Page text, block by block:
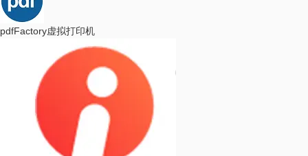
pdfFactory虚拟打印机